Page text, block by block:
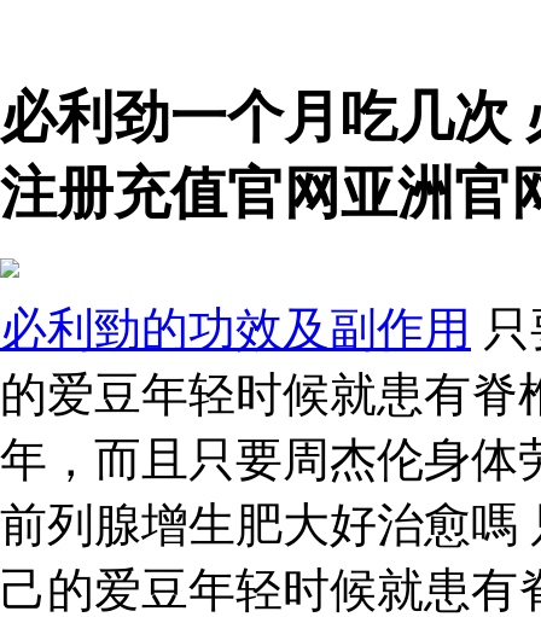
必利劲一个月吃几次
注册充值官网亚洲官
必利勁的功效及副作用
的爱豆年轻时候就患有
年，而且只要周杰伦身体
前列腺增生肥大好治愈嗎
己的爱豆年轻时候就患